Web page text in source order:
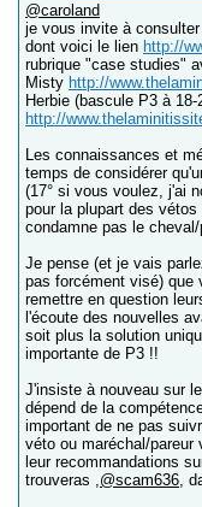
@caroland
je vous invite à
dont voici le lien http://
rubrique "case studies"
Misty http://
Herbie (bascule P3 à 18-
http://
Les connaissances et
temps de considérer
(17° si vous voulez, j'ai
pour la plupart des
condamne pas le
Je pense (et je vais
pas forcément visé) que
remettre en question
l'écoute des nouvelles
soit plus la solution
importante de P3 !!
J'insiste à nouveau sur
dépend de la
important de ne pas
véto ou maréchal/pareur
leur recommandations
trouveras ,@scam636,